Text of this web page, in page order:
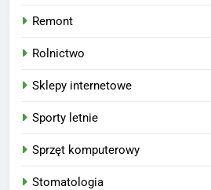
Remont
Rolnictwo
Sklepy internetowe
Sporty letnie
Sprzęt komputerowy
Stomatologia